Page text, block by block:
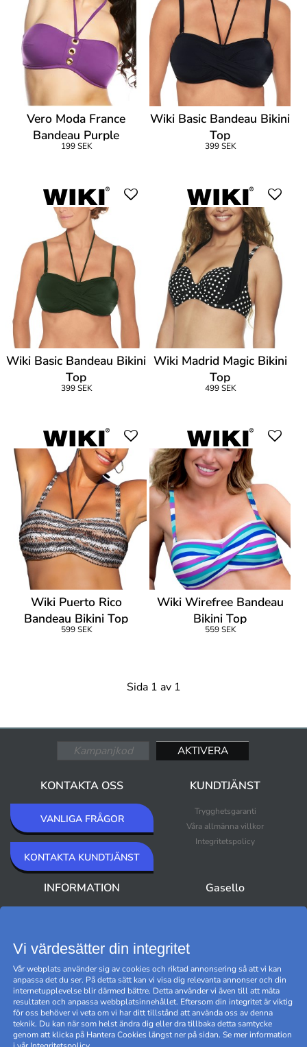
Vero Moda France
Bandeau Purple
199 SEK
Wiki Basic Bandeau Bikini
Top
399 SEK
Wiki Basic Bandeau Bikini
Top
399 SEK
Wiki Madrid Magic Bikini
Top
499 SEK
Wiki Puerto Rico
Bandeau Bikini Top
599 SEK
Wiki Wirefree Bandeau
Bikini Top
559 SEK
Sida 1 av 1
KONTAKTA OSS
VANLIGA FRÅGOR
KONTAKTA KUNDTJÄNST
KUNDTJÄNST
Trygghetsgaranti
Våra allmänna villkor
Integritetspolicy
INFORMATION Gasello
Black Friday
Hantera cookies
Vi värdesätter din integritet
Vår webplats använder sig av cookies och riktad annonsering så att vi kan
anpassa det du ser. På detta sätt kan vi visa dig relevanta annonser och din
internetupplevelse blir därmed bättre. Detta använder vi även till att mäta
resultaten och anpassa webbplatsinnehållet. Eftersom din integritet är viktig
för oss behöver vi veta om vi har ditt tillstånd att använda oss av denna
teknik. Du kan när som helst ändra dig eller dra tillbaka detta samtycke
genom att klicka på Hantera Cookies längst ner på sidan. Se mer information